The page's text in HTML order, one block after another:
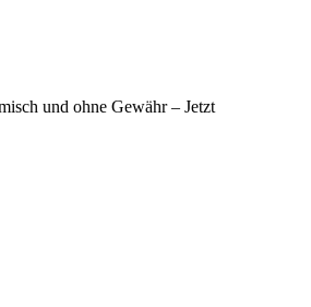
und ohne Gewähr – Jetzt